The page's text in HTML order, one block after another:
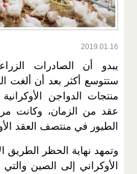
2019.01.16
يبدو أن الصادرات
ستتوسع أكثر بعد أن ألغت
منتجات الدواجن
عقد من الزمان، وكانت
الطيور في منتصف العقد
وتمهد نهاية الحظر الطريق
الأوكراني إلى الصين